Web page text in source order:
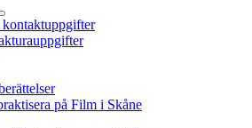
kontaktuppgifter
på Film i Skåne